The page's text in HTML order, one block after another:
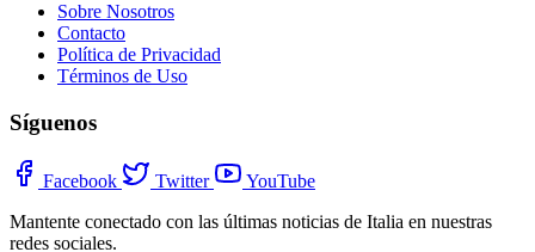
Sobre Nosotros
Contacto
Política de Privacidad
Términos de Uso
Síguenos
Facebook Twitter
YouTube
Mantente conectado con las últimas noticias de Italia en nuestras
redes sociales.